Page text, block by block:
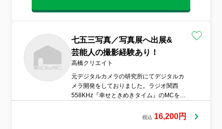
七五三写真／写真展へ出展&
芸能人の撮影経験あり！
高橋クリエイト
元デジタルカメラの研究所にてデジタルカ
メラ開発をしておりました。ラジオ関西
558KHz『幸せときめきタイム』のMCを務
も豊富です。ご質問にはお答えします！●服
税込 16,200円